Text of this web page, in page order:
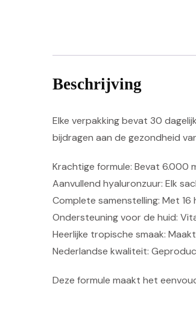
Beschrijving
Elke verpakking bevat 30
bijdragen aan de gezondheid
Krachtige formule: Bevat 6.000
Aanvullend hyaluronzuur: Elk
Complete samenstelling: Met
Ondersteuning voor de huid:
Heerlijke tropische smaak:
Nederlandse kwaliteit:
Deze formule maakt het